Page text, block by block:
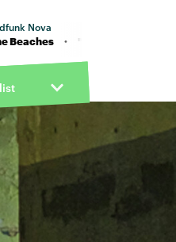
Nova
& Me" von The Beaches